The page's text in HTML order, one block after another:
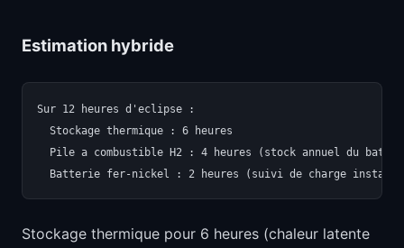
Estimation hybride
Sur 12 heures d'eclipse :
  Stockage thermique : 6 heures
Pile a combustible H2 : 4 heures (stock annuel du
Stockage thermique pour 6 heures (chaleur latente